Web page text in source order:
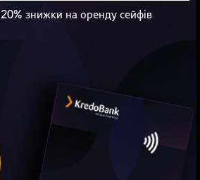
20% знижки на оренду сейфів